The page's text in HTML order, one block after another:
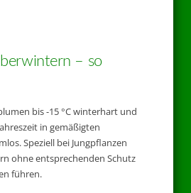
– so
bis -15 °C winterhart und
in gemäßigten
Speziell bei Jungpflanzen
ohne entsprechenden Schutz
führen.